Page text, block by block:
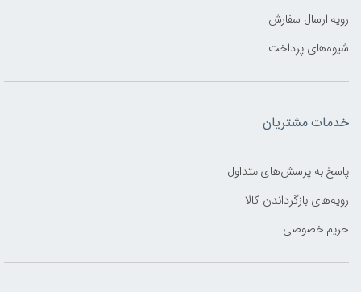
رویه ارسال سفارش
شیوه‌های پرداخت
خدمات مشتریان
پاسخ به پرسش‌های متداول
رویه‌های بازگرداندن کالا
حریم خصوصی